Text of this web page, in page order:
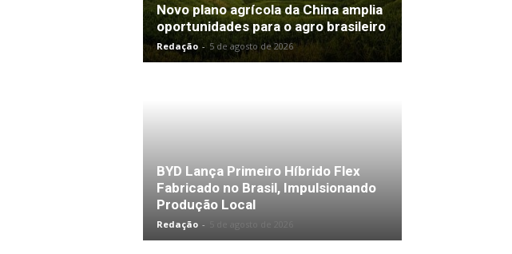
Novo plano agrícola da China amplia
oportunidades para o agro brasileiro
Redação - 5 de agosto de 2026
BYD Lança Primeiro Híbrido Flex
Fabricado no Brasil, Impulsionando
Produção Local
Redação -